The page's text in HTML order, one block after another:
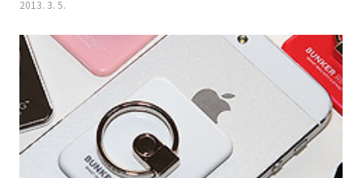
되는게 아니라 사용자의 성향을 먼저 선택하고 사용자들과 이야기를 나
누고 사용자가 올려둔 이미지를 선택하면서 자연스럽게 주식에 대해서
친해지도록 되어있었습니다. 처음에는 이런 이유로 이건 뭐지? 라는 생
각을 많이 했는데 하나씩 따라하다보니 내용을 알게되고 하나씩 더 살펴
보게 되더군요. 살짝 게임하는 느낌도 들구요. 처음에는 성향을 알아보기
위해서 선호하는 브랜드,..
2013. 3. 5.